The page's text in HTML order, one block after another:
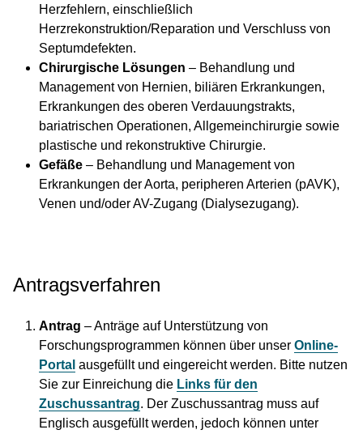
Herzfehlern, einschließlich
Herzrekonstruktion/Reparation und Verschluss von
Septumdefekten.
Chirurgische Lösungen – Behandlung und
Management von Hernien, biliären Erkrankungen,
Erkrankungen des oberen Verdauungstrakts,
bariatrischen Operationen, Allgemeinchirurgie sowie
plastische und rekonstruktive Chirurgie.
Gefäße – Behandlung und Management von
Erkrankungen der Aorta, peripheren Arterien (pAVK),
Venen und/oder AV-Zugang (Dialysezugang).
Antragsverfahren
Antrag – Anträge auf Unterstützung von
Forschungsprogrammen können über unser Online-
Portal ausgefüllt und eingereicht werden. Bitte nutzen
Sie zur Einreichung die Links für den
Zuschussantrag. Der Zuschussantrag muss auf
Englisch ausgefüllt werden, jedoch können unter